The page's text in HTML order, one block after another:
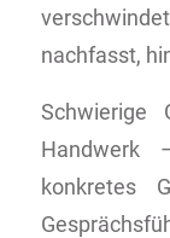
nachfasst,
Schwierige
Handwerk
konkretes